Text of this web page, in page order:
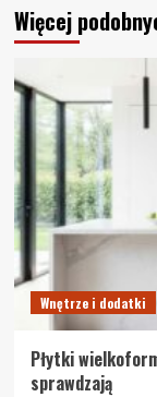
Więcej
Wnętrze i dodatki
Płytki
sprawdzają